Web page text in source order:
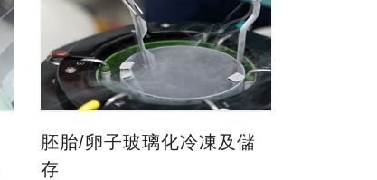
胚胎/卵子玻璃化冷凍及儲
存